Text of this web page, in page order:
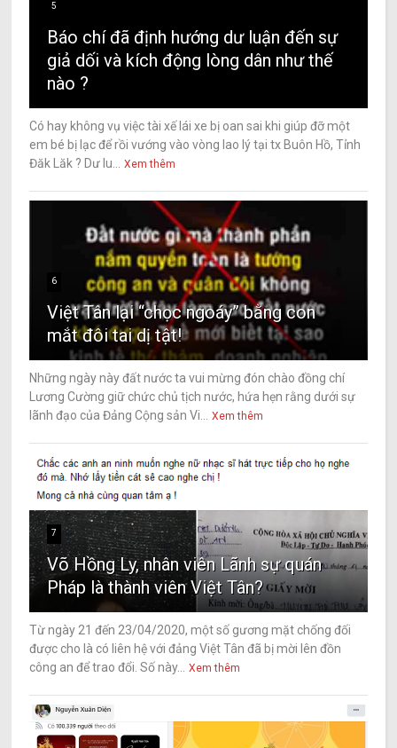
5
Báo chí đã định hướng dư luận đến sự
giả dối và kích động lòng dân như thế
nào ?
Có hay không vụ việc tài xế lái xe bị oan sai khi giúp đỡ một
em bé bị lạc để rồi vướng vào vòng lao lý tại tx Buôn Hồ, Tỉnh
Đăk Lăk ? Dư lu...
Xem thêm
6
Việt Tân lại “chọc ngoáy” bằng con
mắt đôi tai dị tật!
Những ngày này đất nước ta vui mừng đón chào đồng chí
Lương Cường giữ chức chủ tịch nước, hứa hẹn rằng dưới sự
lãnh đạo của Đảng Cộng sản Vi...
Xem thêm
7
Võ Hồng Ly, nhân viên Lãnh sự quán
Pháp là thành viên Việt Tân?
Từ ngày 21 đến 23/04/2020, một số gương mặt chống đối
được cho là có liên hệ với đảng Việt Tân đã bị mời lên đồn
công an để trao đổi. Số này...
Xem thêm